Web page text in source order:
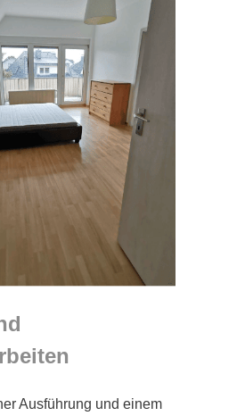
Ausführung und einem